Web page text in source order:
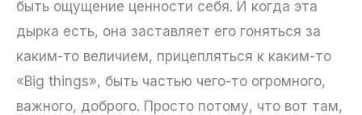
быть ощущение ценности себя. И когда эта
дырка есть, она заставляет его гоняться за
каким-то величием, прицепляться к каким-то
«Big things», быть частью чего-то огромного,
важного, доброго. Просто потому, что вот там,